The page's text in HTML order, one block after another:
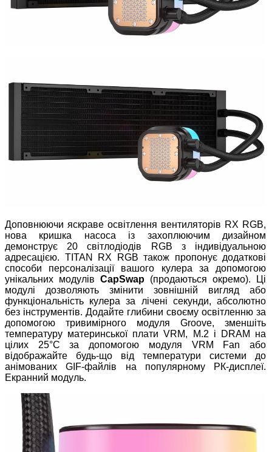
Доповнюючи яскраве освітлення вентиляторів RX RGB,
нова кришка насоса із захоплюючим дизайном
демонструє 20 світлодіодів RGB з індивідуальною
адресацією. TITAN RX RGB також пропонує додаткові
способи персоналізації вашого кулера за допомогою
унікальних модулівCapSwap (продаються окремо). Ці
модулі дозволяють змінити зовнішній вигляд або
функціональність кулера за лічені секунди, абсолютно
без інструментів. Додайте глибини своєму освітленню за
допомогою тривимірного модуля Groove, зменшіть
температуру материнської плати VRM, M.2 і DRAM на
цілих 25°C за допомогою модуля VRM Fan або
відображайте будь-що від температури системи до
анімованих GIF-файлів на популярному РК-дисплеї.
Екранний модуль.